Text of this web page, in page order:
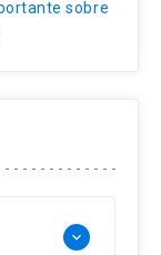
sobre
keyboard_arrow_down